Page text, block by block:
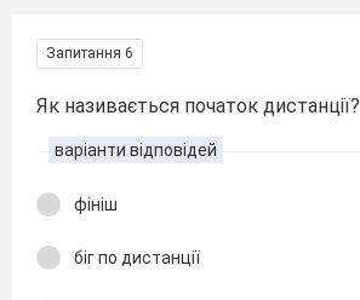
Запитання 6
Як називається початок дистанції?
варіанти відповідей
фініш
біг по дистанції